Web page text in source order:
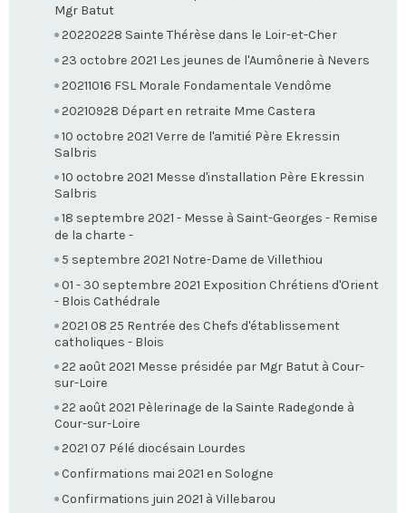
Mgr Batut
20220228 Sainte Thérèse dans le Loir-et-Cher
23 octobre 2021 Les jeunes de l'Aumônerie à Nevers
20211016 FSL Morale Fondamentale Vendôme
20210928 Départ en retraite Mme Castera
10 octobre 2021 Verre de l'amitié Père Ekressin
Salbris
10 octobre 2021 Messe d'installation Père Ekressin
Salbris
18 septembre 2021 - Messe à Saint-Georges - Remise
de la charte -
5 septembre 2021 Notre-Dame de Villethiou
01 - 30 septembre 2021 Exposition Chrétiens d'Orient
- Blois Cathédrale
2021 08 25 Rentrée des Chefs d'établissement
catholiques - Blois
22 août 2021 Messe présidée par Mgr Batut à Cour-
sur-Loire
22 août 2021 Pèlerinage de la Sainte Radegonde à
Cour-sur-Loire
2021 07 Pélé diocésain Lourdes
Confirmations mai 2021 en Sologne
Confirmations juin 2021 à Villebarou